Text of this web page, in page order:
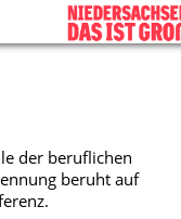
der beruflichen
beruht auf